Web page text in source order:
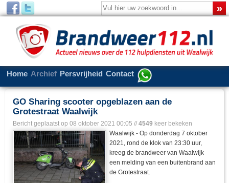
Home Archief Persvrijheid Contact
GO Sharing scooter opgeblazen aan de
Grotestraat Waalwijk
Bericht geplaatst op 08 oktober 2021 00:05 // 4549 keer bekeken
Waalwijk - Op donderdag 7 oktober
2021, rond de klok van 23:30 uur,
kreeg de brandweer van Waalwijk
een melding van een buitenbrand aan
de Grotestraat.